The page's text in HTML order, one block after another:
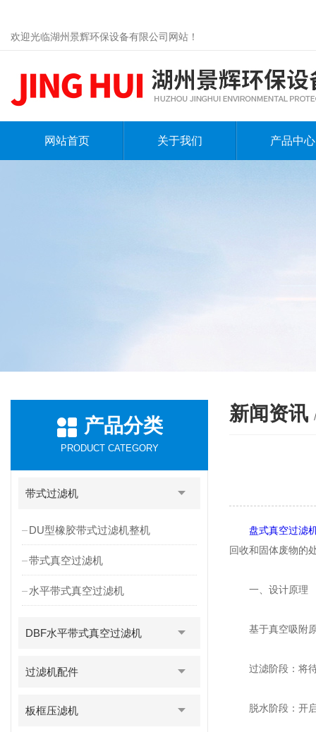
欢迎光临湖州景辉环保设备有限公司网站！
网站首页 关于我们 产品中心
产品分类
PRODUCT CATEGORY
带式过滤机
DU型橡胶带式过滤机整机
带式真空过滤机
水平带式真空过滤机
DBF水平带式真空过滤机
过滤机配件
板框压滤机
新闻资讯
盘式真空过滤
回收和固体废物的
一、设计原理
基于真空吸附原
过滤阶段：将待
脱水阶段：开启